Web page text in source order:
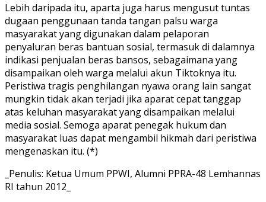
Lebih daripada itu, aparta juga harus mengusut tuntas
dugaan penggunaan tanda tangan palsu warga
masyarakat yang digunakan dalam pelaporan
penyaluran beras bantuan sosial, termasuk di dalamnya
indikasi penjualan beras bansos, sebagaimana yang
disampaikan oleh warga melalui akun Tiktoknya itu.
Peristiwa tragis penghilangan nyawa orang lain sangat
mungkin tidak akan terjadi jika aparat cepat tanggap
atas keluhan masyarakat yang disampaikan melalui
media sosial. Semoga aparat penegak hukum dan
masyarakat luas dapat mengambil hikmah dari peristiwa
mengenaskan itu. (*)
_Penulis: Ketua Umum PPWI, Alumni PPRA-48 Lemhannas
RI tahun 2012_